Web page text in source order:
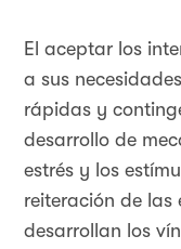
El aceptar los
a sus
rápidas y
desarrollo de
estrés y los
reiteración de las
desarrollan los